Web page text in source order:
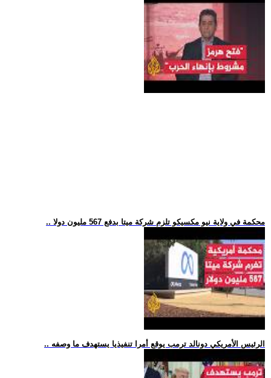
.. محكمة في ولاية نيو مكسيكو تلزم شركة ميتا بدفع 567 مليون دولا
.. الرئيس الأمريكي دونالد ترمب يوقع أمرا تنفيذيا يستهدف ما وصفه